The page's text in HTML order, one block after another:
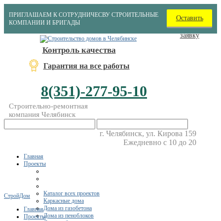
ПРИГЛАШАЕМ К СОТРУДНИЧЕСВУ СТРОИТЕЛЬНЫЕ
КОМПАНИИ И БРИГАДЫ
Оставить
заявку
Контроль качества
Гарантия на все работы
8(351)-277-95-10
Строительно-ремонтная
компания Челябинск
г. Челябинск, ул. Кирова 159
Ежедневно с 10 до 20
Главная
Проекты
Каталог всех проектов
Каркасные дома
Дома из газобетона
Дома из пеноблоков
СтройДом
Главная
Проекты